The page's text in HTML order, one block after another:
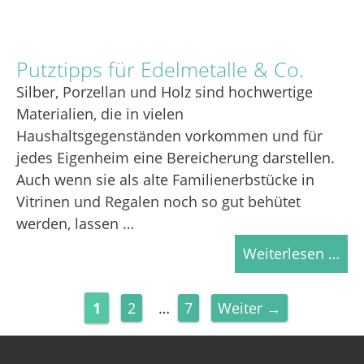
Putztipps für Edelmetalle & Co.
Silber, Porzellan und Holz sind hochwertige
Materialien, die in vielen
Haushaltsgegenständen vorkommen und für
jedes Eigenheim eine Bereicherung darstellen.
Auch wenn sie als alte Familienerbstücke in
Vitrinen und Regalen noch so gut behütet
werden, lassen …
Weiterlesen …
Seite
1 Seite
2 … Seite
7 Weiter →